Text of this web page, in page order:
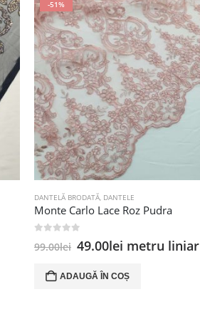
-51%
DANTELĂ BRODATĂ, DANTELE
Monte Carlo Lace Roz Pudra
99.00lei Prețul
a
fost:
49.00lei Prețul
este:
49.00lei.
metru liniar
ADAUGĂ ÎN COȘ